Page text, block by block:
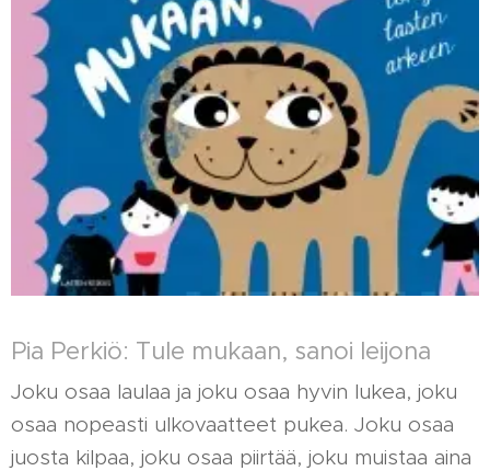
Pia Perkiö: Tule mukaan, sanoi leijona
Joku osaa laulaa ja joku osaa hyvin lukea, joku
osaa nopeasti ulkovaatteet pukea. Joku osaa
juosta kilpaa, joku osaa piirtää, joku muistaa aina